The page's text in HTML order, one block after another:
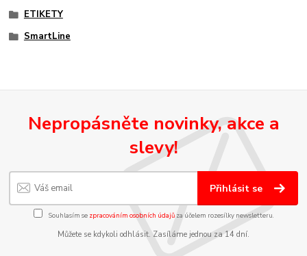
ETIKETY
SmartLine
Nepropásněte novinky, akce a
slevy!
Přihlásit se
Souhlasím se zpracováním osobních údajůza účelem rozesílky newsletteru.
Můžete se kdykoli odhlásit. Zasíláme jednou za 14 dní.